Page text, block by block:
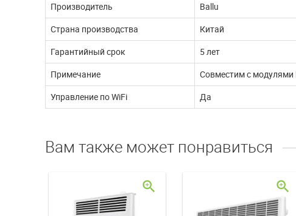
Производитель
Ballu
Страна производства
Китай
Гарантийный срок
5 лет
Примечание
Совместим с модулями
Управление по WiFi
Да
Вам также может понравиться
zoom_in zoom_in